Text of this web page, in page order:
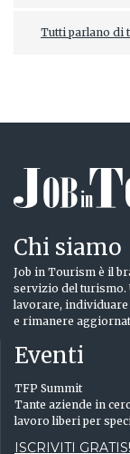
Tutti parlano di
Chi siamo
Job in Tourism è il
servizio del turismo.
lavorare,
e rimanere
Eventi
TFP Summit
Tante aziende in
lavoro liberi per
ISCRIVITI GRATIS!